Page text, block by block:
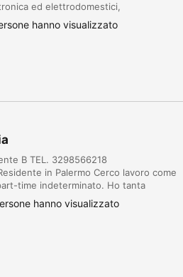
ed elettrodomestici,
pulizie, biancheria e logistica per i
hanno visualizzato
B TEL. 3298566218
in Palermo Cerco lavoro come
time indeterminato. Ho tanta
PROFESSIONALI: Ho lavorato
hanno visualizzato